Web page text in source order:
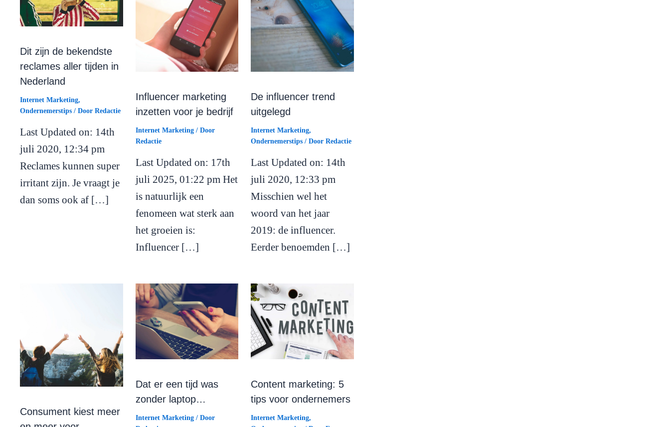
Dit zijn de bekendste
reclames aller tijden in
Nederland
Internet Marketing,
Ondernemerstips / Door Redactie
Last Updated on: 14th
juli 2020, 12:34 pm
Reclames kunnen super
irritant zijn. Je vraagt je
dan soms ook af […]
Influencer marketing
inzetten voor je bedrijf
Internet Marketing/ Door
Redactie
Last Updated on: 17th
juli 2025, 01:22 pm Het
is natuurlijk een
fenomeen wat sterk aan
het groeien is:
Influencer […]
De influencer trend
uitgelegd
Internet Marketing,
Ondernemerstips / DoorRedactie
Last Updated on: 14th
juli 2020, 12:33 pm
Misschien wel het
woord van het jaar
2019: de influencer.
Eerder benoemden […]
Consument kiest meer
Dat er een tijd was
zonder laptop…
Internet Marketing/ Door
Content marketing: 5
tips voor ondernemers
Internet Marketing,